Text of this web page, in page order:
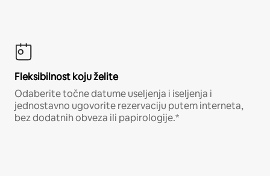
Fleksibilnost koju želite
Odaberite točne datume useljenja i iseljenja i
jednostavno ugovorite rezervaciju putem interneta,
bez dodatnih obveza ili papirologije.*